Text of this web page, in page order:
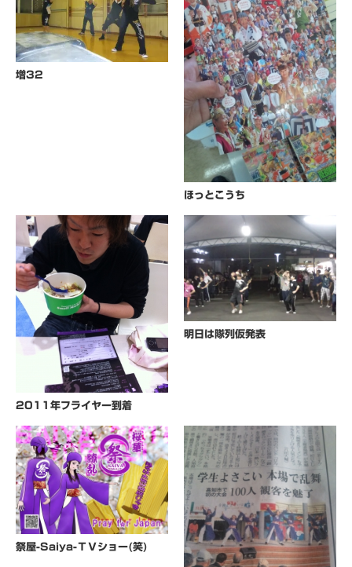
増32
ほっとこうち
2011年フライヤー到着
明日は隊列仮発表
祭屋-Saiya-ＴＶショー(笑)